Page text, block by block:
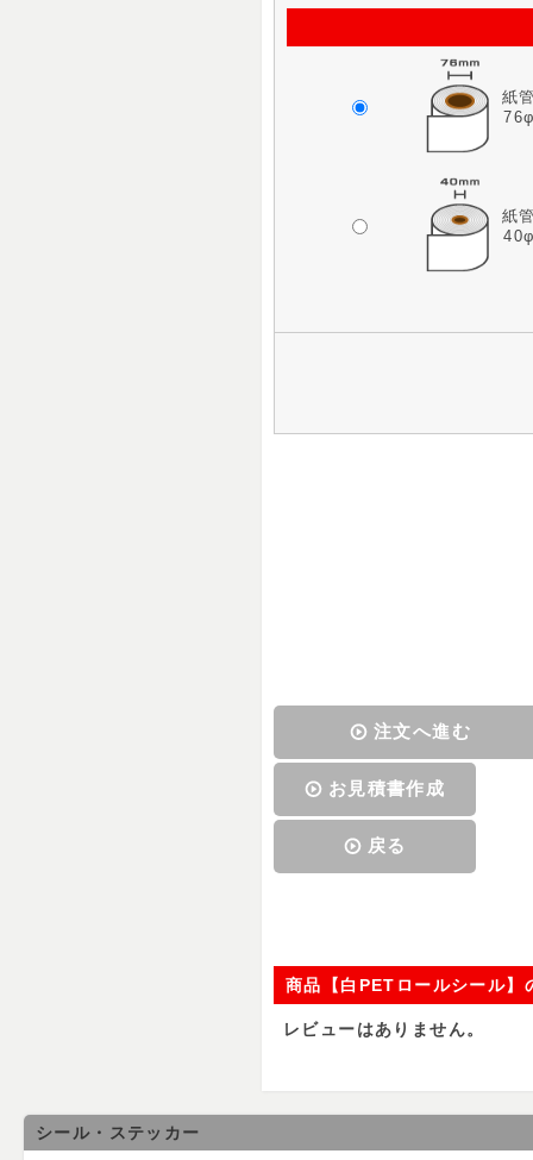
紙
紙
戻る
お見積書作成
注文へ進む
商品【白PETロールシール】
レビューはありません。
シール・ステッカー